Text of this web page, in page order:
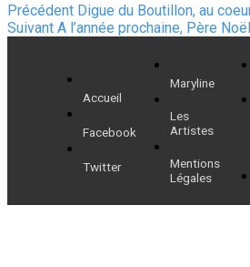
Navigation
de
l’article
Précédent Article
précédent :
Digue du Boutillon, au
Suivant Article
A l’année prochaine, Père
Accueil
Facebook
Twitter
Maryline
Les
Artistes
Mentions
Légales